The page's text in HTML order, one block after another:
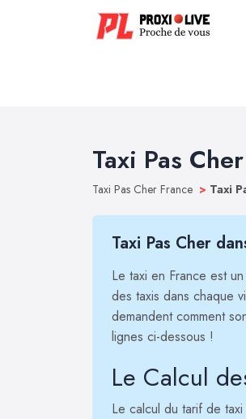
Taxi Pas
Taxi Pas Cher France > Taxi
Taxi Pas Cher
Le taxi en France est
des taxis dans chaque
demandent comment
lignes ci-dessous !
Le Calcul
Le calcul du tarif de